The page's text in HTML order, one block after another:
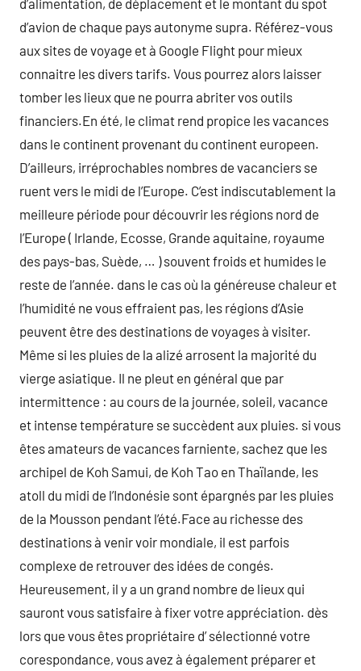
d’alimentation, de déplacement et le montant du spot
d’avion de chaque pays autonyme supra. Référez-vous
aux sites de voyage et à Google Flight pour mieux
connaitre les divers tarifs. Vous pourrez alors laisser
tomber les lieux que ne pourra abriter vos outils
financiers.En été, le climat rend propice les vacances
dans le continent provenant du continent europeen.
D’ailleurs, irréprochables nombres de vacanciers se
ruent vers le midi de l’Europe. C’est indiscutablement la
meilleure période pour découvrir les régions nord de
l’Europe ( Irlande, Ecosse, Grande aquitaine, royaume
des pays-bas, Suède, … ) souvent froids et humides le
reste de l’année. dans le cas où la généreuse chaleur et
l’humidité ne vous effraient pas, les régions d’Asie
peuvent être des destinations de voyages à visiter.
Même si les pluies de la alizé arrosent la majorité du
vierge asiatique. Il ne pleut en général que par
intermittence : au cours de la journée, soleil, vacance
et intense température se succèdent aux pluies. si vous
êtes amateurs de vacances farniente, sachez que les
archipel de Koh Samui, de Koh Tao en Thaïlande, les
atoll du midi de l’Indonésie sont épargnés par les pluies
de la Mousson pendant l’été.Face au richesse des
destinations à venir voir mondiale, il est parfois
complexe de retrouver des idées de congés.
Heureusement, il y a un grand nombre de lieux qui
sauront vous satisfaire à fixer votre appréciation. dès
lors que vous êtes propriétaire d’ sélectionné votre
corespondance, vous avez à également préparer et